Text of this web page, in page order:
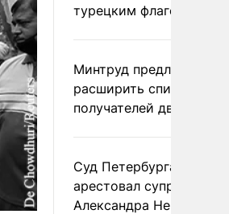
турецким флагом
Минтруд предложил
расширить список
получателей двух
Суд Петербурга заочно
арестовал супругу
Александра Невзорова